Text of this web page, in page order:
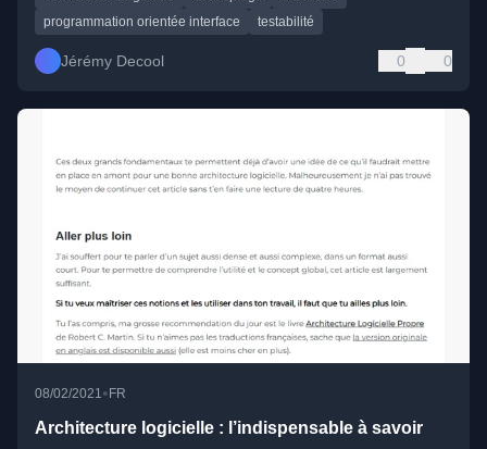
programmation orientée interface
testabilité
Jérémy Decool 0 0
08/02/2021• FR
Architecture logicielle : l’indispensable à savoir